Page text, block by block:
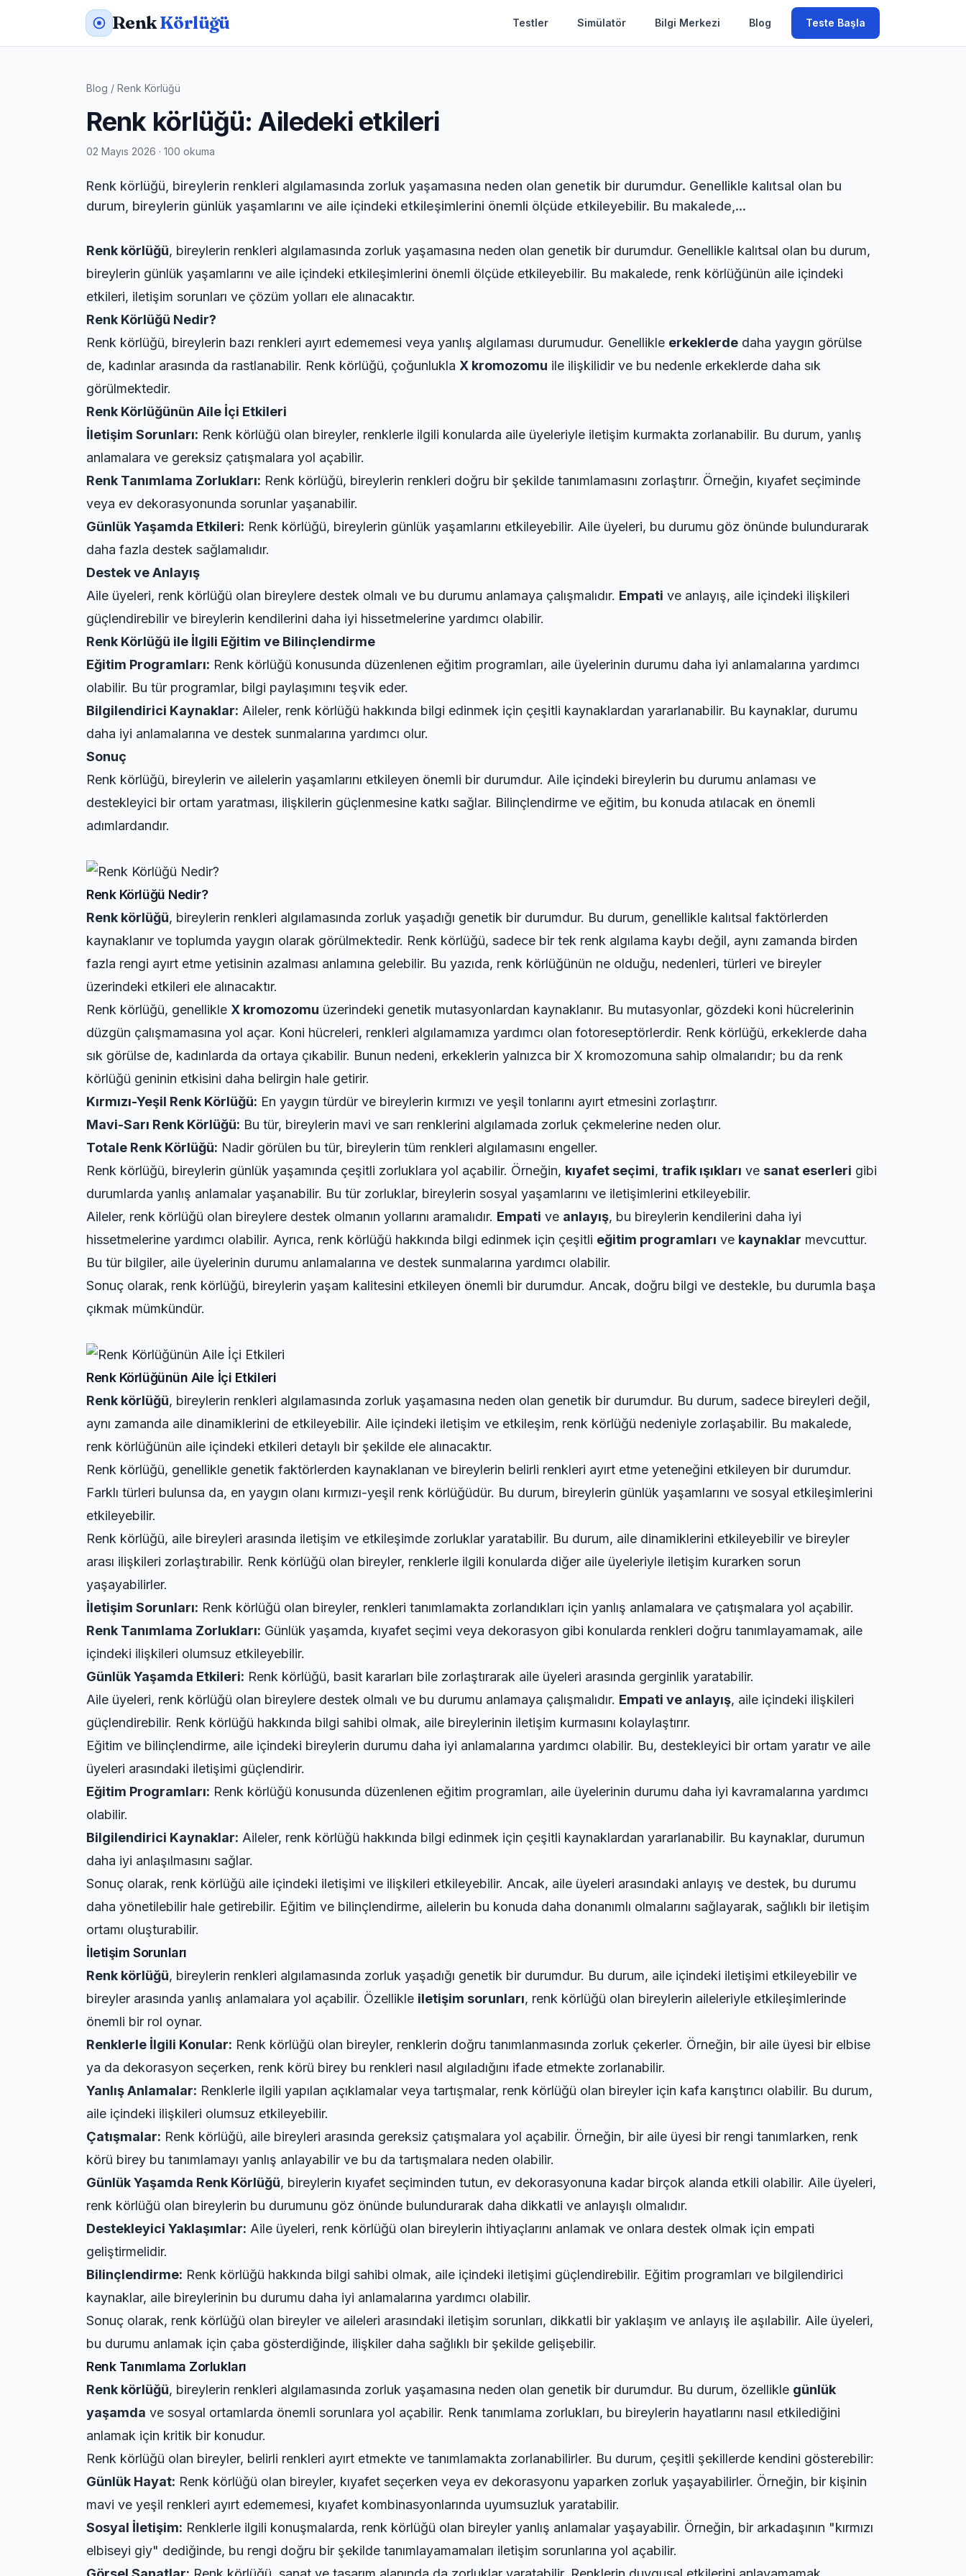
RenkKörlüğü Testler Simülatör Bilgi Merkezi Blog Teste Başla
Blog / Renk Körlüğü
Renk körlüğü: Ailedeki etkileri
02 Mayıs 2026 · 100 okuma
Renk körlüğü, bireylerin renkleri algılamasında zorluk yaşamasına neden olan genetik bir durumdur. Genellikle kalıtsal olan bu
durum, bireylerin günlük yaşamlarını ve aile içindeki etkileşimlerini önemli ölçüde etkileyebilir. Bu makalede,...
Renk körlüğü, bireylerin renkleri algılamasında zorluk yaşamasına neden olan genetik bir durumdur. Genellikle kalıtsal olan bu durum,
bireylerin günlük yaşamlarını ve aile içindeki etkileşimlerini önemli ölçüde etkileyebilir. Bu makalede, renk körlüğünün aile içindeki
etkileri, iletişim sorunları ve çözüm yolları ele alınacaktır.
Renk Körlüğü Nedir?
Renk körlüğü, bireylerin bazı renkleri ayırt edememesi veya yanlış algılaması durumudur. Genellikle erkeklerde daha yaygın görülse
de, kadınlar arasında da rastlanabilir. Renk körlüğü, çoğunlukla X kromozomu ile ilişkilidir ve bu nedenle erkeklerde daha sık
görülmektedir.
Renk Körlüğünün Aile İçi Etkileri
İletişim Sorunları: Renk körlüğü olan bireyler, renklerle ilgili konularda aile üyeleriyle iletişim kurmakta zorlanabilir. Bu durum, yanlış
anlamalara ve gereksiz çatışmalara yol açabilir.
Renk Tanımlama Zorlukları: Renk körlüğü, bireylerin renkleri doğru bir şekilde tanımlamasını zorlaştırır. Örneğin, kıyafet seçiminde
veya ev dekorasyonunda sorunlar yaşanabilir.
Günlük Yaşamda Etkileri: Renk körlüğü, bireylerin günlük yaşamlarını etkileyebilir. Aile üyeleri, bu durumu göz önünde bulundurarak
daha fazla destek sağlamalıdır.
Destek ve Anlayış
Aile üyeleri, renk körlüğü olan bireylere destek olmalı ve bu durumu anlamaya çalışmalıdır. Empati ve anlayış, aile içindeki ilişkileri
güçlendirebilir ve bireylerin kendilerini daha iyi hissetmelerine yardımcı olabilir.
Renk Körlüğü ile İlgili Eğitim ve Bilinçlendirme
Eğitim Programları: Renk körlüğü konusunda düzenlenen eğitim programları, aile üyelerinin durumu daha iyi anlamalarına yardımcı
olabilir. Bu tür programlar, bilgi paylaşımını teşvik eder.
Bilgilendirici Kaynaklar: Aileler, renk körlüğü hakkında bilgi edinmek için çeşitli kaynaklardan yararlanabilir. Bu kaynaklar, durumu
daha iyi anlamalarına ve destek sunmalarına yardımcı olur.
Sonuç
Renk körlüğü, bireylerin ve ailelerin yaşamlarını etkileyen önemli bir durumdur. Aile içindeki bireylerin bu durumu anlaması ve
destekleyici bir ortam yaratması, ilişkilerin güçlenmesine katkı sağlar. Bilinçlendirme ve eğitim, bu konuda atılacak en önemli
adımlardandır.
Renk Körlüğü Nedir?
Renk körlüğü, bireylerin renkleri algılamasında zorluk yaşadığı genetik bir durumdur. Bu durum, genellikle kalıtsal faktörlerden
kaynaklanır ve toplumda yaygın olarak görülmektedir. Renk körlüğü, sadece bir tek renk algılama kaybı değil, aynı zamanda birden
fazla rengi ayırt etme yetisinin azalması anlamına gelebilir. Bu yazıda, renk körlüğünün ne olduğu, nedenleri, türleri ve bireyler
üzerindeki etkileri ele alınacaktır.
Renk körlüğü, genellikle X kromozomu üzerindeki genetik mutasyonlardan kaynaklanır. Bu mutasyonlar, gözdeki koni hücrelerinin
düzgün çalışmamasına yol açar. Koni hücreleri, renkleri algılamamıza yardımcı olan fotoreseptörlerdir. Renk körlüğü, erkeklerde daha
sık görülse de, kadınlarda da ortaya çıkabilir. Bunun nedeni, erkeklerin yalnızca bir X kromozomuna sahip olmalarıdır; bu da renk
körlüğü geninin etkisini daha belirgin hale getirir.
Kırmızı-Yeşil Renk Körlüğü: En yaygın türdür ve bireylerin kırmızı ve yeşil tonlarını ayırt etmesini zorlaştırır.
Mavi-Sarı Renk Körlüğü: Bu tür, bireylerin mavi ve sarı renklerini algılamada zorluk çekmelerine neden olur.
Totale Renk Körlüğü: Nadir görülen bu tür, bireylerin tüm renkleri algılamasını engeller.
Renk körlüğü, bireylerin günlük yaşamında çeşitli zorluklara yol açabilir. Örneğin, kıyafet seçimi, trafik ışıkları ve sanat eserleri gibi
durumlarda yanlış anlamalar yaşanabilir. Bu tür zorluklar, bireylerin sosyal yaşamlarını ve iletişimlerini etkileyebilir.
Aileler, renk körlüğü olan bireylere destek olmanın yollarını aramalıdır. Empati ve anlayış, bu bireylerin kendilerini daha iyi
hissetmelerine yardımcı olabilir. Ayrıca, renk körlüğü hakkında bilgi edinmek için çeşitli eğitim programları ve kaynaklar mevcuttur.
Bu tür bilgiler, aile üyelerinin durumu anlamalarına ve destek sunmalarına yardımcı olabilir.
Sonuç olarak, renk körlüğü, bireylerin yaşam kalitesini etkileyen önemli bir durumdur. Ancak, doğru bilgi ve destekle, bu durumla başa
çıkmak mümkündür.
Renk Körlüğünün Aile İçi Etkileri
Renk körlüğü, bireylerin renkleri algılamasında zorluk yaşamasına neden olan genetik bir durumdur. Bu durum, sadece bireyleri değil,
aynı zamanda aile dinamiklerini de etkileyebilir. Aile içindeki iletişim ve etkileşim, renk körlüğü nedeniyle zorlaşabilir. Bu makalede,
renk körlüğünün aile içindeki etkileri detaylı bir şekilde ele alınacaktır.
Renk körlüğü, genellikle genetik faktörlerden kaynaklanan ve bireylerin belirli renkleri ayırt etme yeteneğini etkileyen bir durumdur.
Farklı türleri bulunsa da, en yaygın olanı kırmızı-yeşil renk körlüğüdür. Bu durum, bireylerin günlük yaşamlarını ve sosyal etkileşimlerini
etkileyebilir.
Renk körlüğü, aile bireyleri arasında iletişim ve etkileşimde zorluklar yaratabilir. Bu durum, aile dinamiklerini etkileyebilir ve bireyler
arası ilişkileri zorlaştırabilir. Renk körlüğü olan bireyler, renklerle ilgili konularda diğer aile üyeleriyle iletişim kurarken sorun
yaşayabilirler.
İletişim Sorunları: Renk körlüğü olan bireyler, renkleri tanımlamakta zorlandıkları için yanlış anlamalara ve çatışmalara yol açabilir.
Renk Tanımlama Zorlukları: Günlük yaşamda, kıyafet seçimi veya dekorasyon gibi konularda renkleri doğru tanımlayamamak, aile
içindeki ilişkileri olumsuz etkileyebilir.
Günlük Yaşamda Etkileri: Renk körlüğü, basit kararları bile zorlaştırarak aile üyeleri arasında gerginlik yaratabilir.
Aile üyeleri, renk körlüğü olan bireylere destek olmalı ve bu durumu anlamaya çalışmalıdır. Empati ve anlayış, aile içindeki ilişkileri
güçlendirebilir. Renk körlüğü hakkında bilgi sahibi olmak, aile bireylerinin iletişim kurmasını kolaylaştırır.
Eğitim ve bilinçlendirme, aile içindeki bireylerin durumu daha iyi anlamalarına yardımcı olabilir. Bu, destekleyici bir ortam yaratır ve aile
üyeleri arasındaki iletişimi güçlendirir.
Eğitim Programları: Renk körlüğü konusunda düzenlenen eğitim programları, aile üyelerinin durumu daha iyi kavramalarına yardımcı
olabilir.
Bilgilendirici Kaynaklar: Aileler, renk körlüğü hakkında bilgi edinmek için çeşitli kaynaklardan yararlanabilir. Bu kaynaklar, durumun
daha iyi anlaşılmasını sağlar.
Sonuç olarak, renk körlüğü aile içindeki iletişimi ve ilişkileri etkileyebilir. Ancak, aile üyeleri arasındaki anlayış ve destek, bu durumu
daha yönetilebilir hale getirebilir. Eğitim ve bilinçlendirme, ailelerin bu konuda daha donanımlı olmalarını sağlayarak, sağlıklı bir iletişim
ortamı oluşturabilir.
İletişim Sorunları
Renk körlüğü, bireylerin renkleri algılamasında zorluk yaşadığı genetik bir durumdur. Bu durum, aile içindeki iletişimi etkileyebilir ve
bireyler arasında yanlış anlamalara yol açabilir. Özellikle iletişim sorunları, renk körlüğü olan bireylerin aileleriyle etkileşimlerinde
önemli bir rol oynar.
Renklerle İlgili Konular: Renk körlüğü olan bireyler, renklerin doğru tanımlanmasında zorluk çekerler. Örneğin, bir aile üyesi bir elbise
ya da dekorasyon seçerken, renk körü birey bu renkleri nasıl algıladığını ifade etmekte zorlanabilir.
Yanlış Anlamalar: Renklerle ilgili yapılan açıklamalar veya tartışmalar, renk körlüğü olan bireyler için kafa karıştırıcı olabilir. Bu durum,
aile içindeki ilişkileri olumsuz etkileyebilir.
Çatışmalar: Renk körlüğü, aile bireyleri arasında gereksiz çatışmalara yol açabilir. Örneğin, bir aile üyesi bir rengi tanımlarken, renk
körü birey bu tanımlamayı yanlış anlayabilir ve bu da tartışmalara neden olabilir.
Günlük Yaşamda Renk Körlüğü, bireylerin kıyafet seçiminden tutun, ev dekorasyonuna kadar birçok alanda etkili olabilir. Aile üyeleri,
renk körlüğü olan bireylerin bu durumunu göz önünde bulundurarak daha dikkatli ve anlayışlı olmalıdır.
Destekleyici Yaklaşımlar: Aile üyeleri, renk körlüğü olan bireylerin ihtiyaçlarını anlamak ve onlara destek olmak için empati
geliştirmelidir.
Bilinçlendirme: Renk körlüğü hakkında bilgi sahibi olmak, aile içindeki iletişimi güçlendirebilir. Eğitim programları ve bilgilendirici
kaynaklar, aile bireylerinin bu durumu daha iyi anlamalarına yardımcı olabilir.
Sonuç olarak, renk körlüğü olan bireyler ve aileleri arasındaki iletişim sorunları, dikkatli bir yaklaşım ve anlayış ile aşılabilir. Aile üyeleri,
bu durumu anlamak için çaba gösterdiğinde, ilişkiler daha sağlıklı bir şekilde gelişebilir.
Renk Tanımlama Zorlukları
Renk körlüğü, bireylerin renkleri algılamasında zorluk yaşamasına neden olan genetik bir durumdur. Bu durum, özellikle günlük
yaşamda ve sosyal ortamlarda önemli sorunlara yol açabilir. Renk tanımlama zorlukları, bu bireylerin hayatlarını nasıl etkilediğini
anlamak için kritik bir konudur.
Renk körlüğü olan bireyler, belirli renkleri ayırt etmekte ve tanımlamakta zorlanabilirler. Bu durum, çeşitli şekillerde kendini gösterebilir:
Günlük Hayat: Renk körlüğü olan bireyler, kıyafet seçerken veya ev dekorasyonu yaparken zorluk yaşayabilirler. Örneğin, bir kişinin
mavi ve yeşil renkleri ayırt edememesi, kıyafet kombinasyonlarında uyumsuzluk yaratabilir.
Sosyal İletişim: Renklerle ilgili konuşmalarda, renk körlüğü olan bireyler yanlış anlamalar yaşayabilir. Örneğin, bir arkadaşının "kırmızı
elbiseyi giy" dediğinde, bu rengi doğru bir şekilde tanımlayamamaları iletişim sorunlarına yol açabilir.